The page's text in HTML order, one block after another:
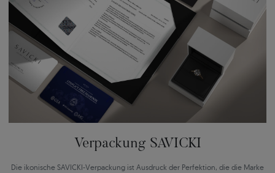
Verpackung SAVICKI
Die ikonische SAVICKI-Verpackung ist Ausdruck der Perfektion, die die Marke